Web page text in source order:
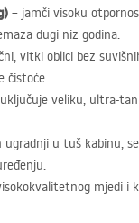
– jamči visoku
dugi niz godina.
vitki oblici bez
čistoće.
veliku, ultra-
ugradnji u tuš kabinu,
mjedi i